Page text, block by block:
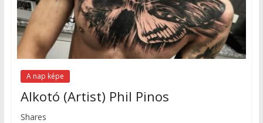
A nap képe
Alkotó (Artist) Phil Pinos
Shares